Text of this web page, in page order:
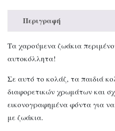
Περιγραφή
Τα χαρούμενα ζωάκια
αυτοκόλλητα!
Σε αυτό το κολάζ, τα παιδιά
διαφορετικών χρωμάτων και
εικονογραφημένα φόντα για
με ζωάκια.